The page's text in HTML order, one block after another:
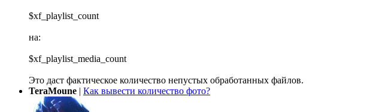
$xf_playlist_count
на:
$xf_playlist_media_count
Это даст фактическое количество непустых обработанных файлов.
TeraMoune | Как вывести количество фото?